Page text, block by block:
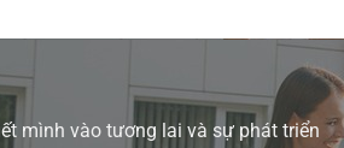
mình vào tương lai và sự phát triển